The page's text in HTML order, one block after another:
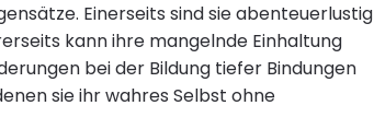
Einerseits sind sie abenteuerlustig
kann ihre mangelnde Einhaltung
bei der Bildung tiefer Bindungen
sie ihr wahres Selbst ohne